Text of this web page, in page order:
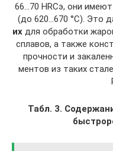
66…70 НRСэ, они
(до 620…670 °С). Это
ихдля обработки
сплавов, а также
прочности и
ментов из таких
Табл. 3.